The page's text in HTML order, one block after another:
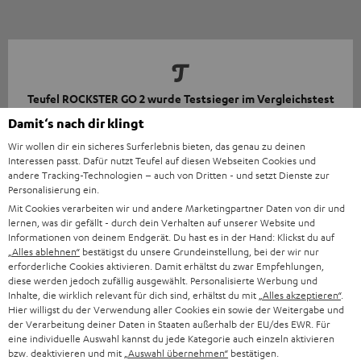
Teufel ROCKSTER GO 2 wurde Testsieger im Vergleichstest
mit 6 Bluetooth-Lautsprecher bis 100 EUR
Computer Bild
11/2025
„Und nicht zuletzt: Ein Stereo-Modus, der die Wände zum
Beben bringen kann.“
Damit‘s nach dir klingt
Wir wollen dir ein sicheres Surferlebnis bieten, das genau zu deinen
Interessen passt. Dafür nutzt Teufel auf diesen Webseiten Cookies und
andere Tracking-Technologien – auch von Dritten - und setzt Dienste zur
Personalisierung ein.
Mit Cookies verarbeiten wir und andere Marketingpartner Daten von dir und
lernen, was dir gefällt - durch dein Verhalten auf unserer Website und
Informationen von deinem Endgerät. Du hast es in der Hand: Klickst du auf
„Alles ablehnen“ bestätigst du unsere Grundeinstellung, bei der wir nur
erforderliche Cookies aktivieren. Damit erhältst du zwar Empfehlungen,
diese werden jedoch zufällig ausgewählt. Personalisierte Werbung und
Inhalte, die wirklich relevant für dich sind, erhältst du mit „Alles akzeptieren“.
Hier willigst du der Verwendung aller Cookies ein sowie der Weitergabe und
der Verarbeitung deiner Daten in Staaten außerhalb der EU/des EWR. Für
eine individuelle Auswahl kannst du jede Kategorie auch einzeln aktivieren
bzw. deaktivieren und mit „Auswahl übernehmen“ bestätigen.